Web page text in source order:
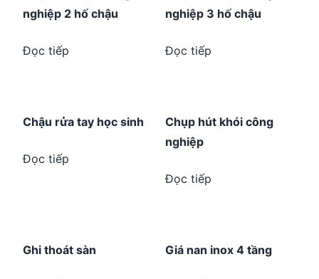
nghiệp 2 hố chậu
Đọc tiếp
nghiệp 3 hố chậu
Đọc tiếp
Chậu rửa tay học sinh
Đọc tiếp
Chụp hút khói công
nghiệp
Đọc tiếp
Ghi thoát sàn Giá nan inox 4 tầng